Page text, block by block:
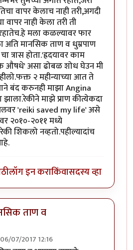
वापर केलाच नाही तरी,अगदी
वापर नाही केला तरी ती
मला कळल्यावर फार
मानसिक ताण व धुम्रपाण
त्रास होता.'ह्रदयावर काम
औषधे' असा ढोबळ शोध घेउन मी
२ महीन्याच्या आत ते
बंद करुनही माझा Angina
झाला.रेकीने माझे प्राण कीत्येकदा
'reiki saved my life' असे
२०१०-२०११ मध्ये
शिकलो नव्हतो.पहील्यादांच
लॉग इन कराकिंवासदस्य व्हा
ताण व
07/2017 12:16